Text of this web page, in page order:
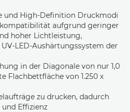
und High-Definition Druckmodi
aufgrund geringer
hoher Lichtleistung,
LED-Aushärtungssystem der
in der Diagonale von nur 1,0
Flachbettfläche von 1.250 x
zu drucken, dadurch
Effizienz